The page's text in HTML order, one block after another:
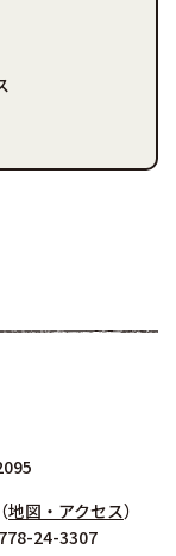
（地図・アクセス）
24-3307